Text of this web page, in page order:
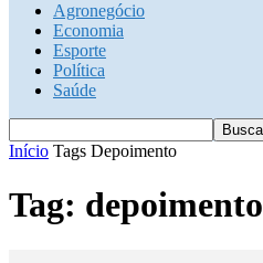
Agronegócio
Economia
Esporte
Política
Saúde
Início Tags Depoimento
Tag: depoimento